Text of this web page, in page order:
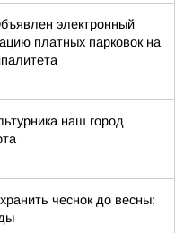
электронный
платных парковок на
наш город
чеснок до весны: